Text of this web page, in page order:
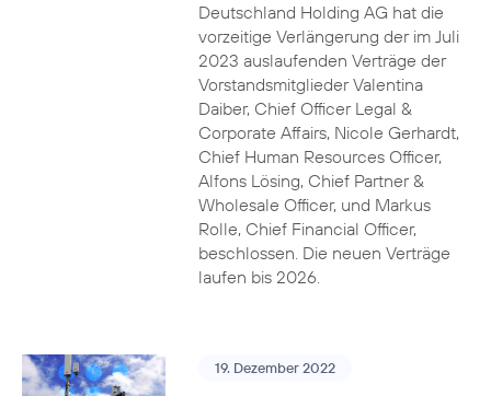
Deutschland Holding AG hat die
vorzeitige Verlängerung der im Juli
2023 auslaufenden Verträge der
Vorstandsmitglieder Valentina
Daiber, Chief Officer Legal &
Corporate Affairs, Nicole Gerhardt,
Chief Human Resources Officer,
Alfons Lösing, Chief Partner &
Wholesale Officer, und Markus
Rolle, Chief Financial Officer,
beschlossen. Die neuen Verträge
laufen bis 2026.
19. Dezember 2022